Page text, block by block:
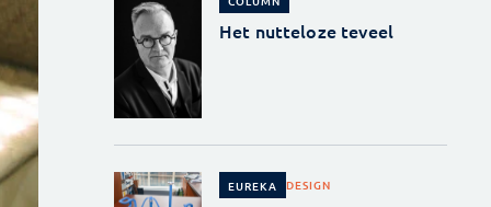
Het nutteloze teveel
EUREKA DESIGN